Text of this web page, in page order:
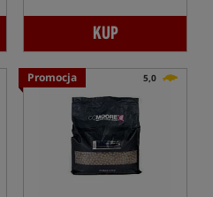
KUP
Promocja 5,0